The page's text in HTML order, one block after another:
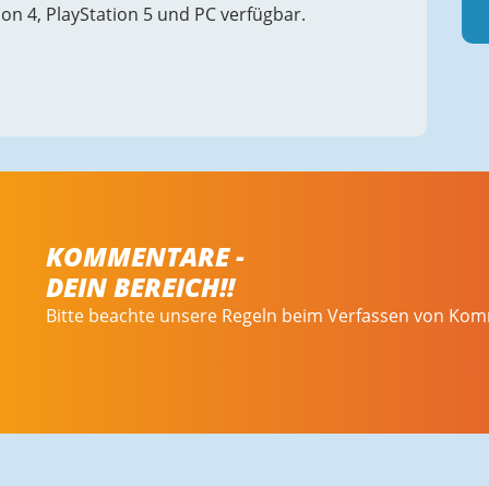
4, PlayStation 5 und PC verfügbar.
KOMMENTARE -
DEIN BEREICH!!
Bitte beachte unsere Regeln beim Verfassen von